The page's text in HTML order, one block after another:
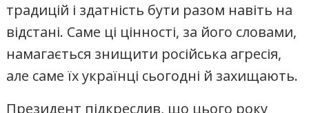
традицій і здатність бути разом навіть на
відстані. Саме ці цінності, за його словами,
намагається знищити російська агресія,
але саме їх українці сьогодні й захищають.
Президент підкреслив, що цього року